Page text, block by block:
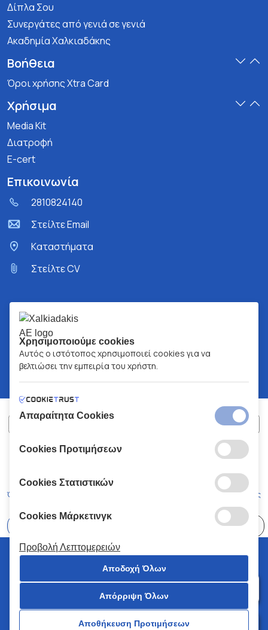
Δίπλα Σου
Συνεργάτες από γενιά σε γενιά
Ακαδημία Χαλκιαδάκης
Βοήθεια
Όροι χρήσης Xtra Card
Χρήσιμα
Media Kit
Διατροφή
E-cert
Επικοινωνία
2810824140
Στείλτε Email
Kαταστήματα
Στείλτε CV
ΧΑΛΚΙΑΔΑΚΗΣ Α.Ε.
Όροι και Προϋποθέσεις Κώδικας Δεοντολογίας
© 2026 Χαλκιαδάκης all rights reserved
Χρησιμοποιούμε cookies
Αυτός ο ιστότοπος χρησιμοποιεί cookies για να
βελτιώσει την εμπειρία του χρήστη.
Απαραίτητα Cookies
Cookies Προτιμήσεων
Cookies Στατιστικών
Cookies Μάρκετινγκ
Προβολή Λεπτομερειών
Αποδοχή Όλων
Απόρριψη Όλων
Αποθήκευση Προτιμήσεων